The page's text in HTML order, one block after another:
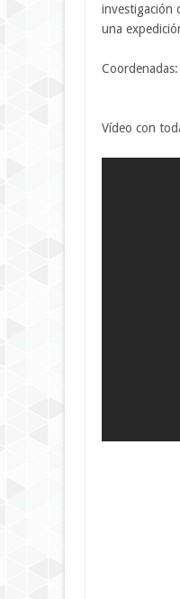
investigación
una
Vídeo con